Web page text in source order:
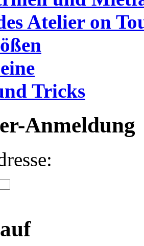
Atelier on
Tricks
Anmeldung